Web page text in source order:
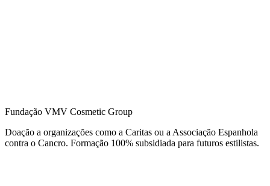
Fundação VMV Cosmetic Group
Doação a organizações como a Caritas ou a Associação Espanhola
contra o Cancro. Formação 100% subsidiada para futuros estilistas.